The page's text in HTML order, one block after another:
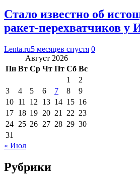
Стало известно об
ракет-перехватчиков у
Lenta.ru5 месяцев спустя 0
Август 2026
Пн Вт Ср Чт Пт Сб Вс
1
2
3
4 5 6 7 8
9
10 11 12 13 14 15 16
17 18 19 20 21 22 23
24 25 26 27 28 29 30
31
« Июл
Рубрики